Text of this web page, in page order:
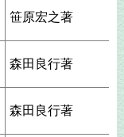
笹原宏之著
森田良行著
森田良行著